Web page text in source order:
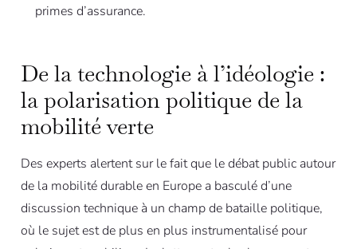
primes d’assurance.
De la technologie à l’idéologie :
la polarisation politique de la
mobilité verte
Des experts alertent sur le fait que le débat public autour
de la mobilité durable en Europe a basculé d’une
discussion technique à un champ de bataille politique,
où le sujet est de plus en plus instrumentalisé pour